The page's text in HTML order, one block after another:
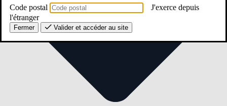
Code postal
J'exerce depuis
l'étranger
Fermer Valider et accéder au site